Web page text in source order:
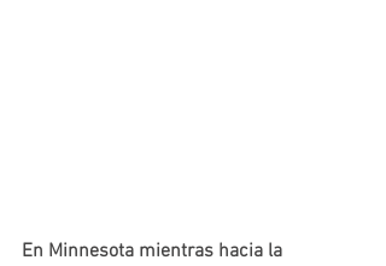
En Minnesota mientras hacia la